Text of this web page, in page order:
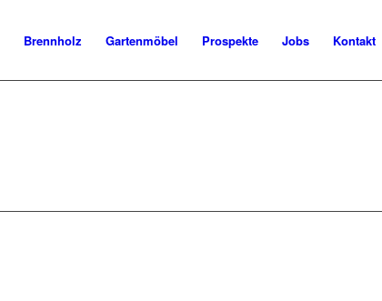
Brennholz Gartenmöbel Prospekte Jobs Kontakt